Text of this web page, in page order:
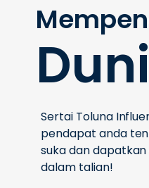
Sertai Toluna
pendapat anda
suka dan
dalam talian!